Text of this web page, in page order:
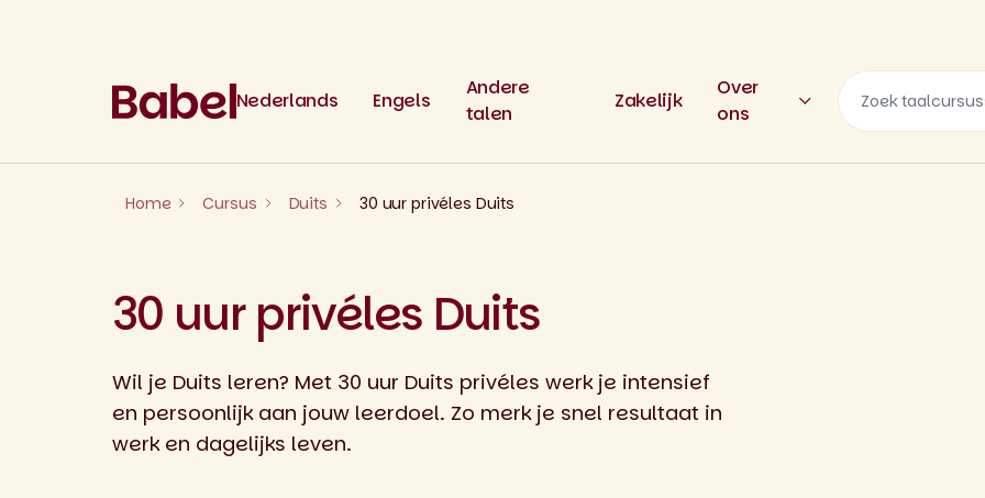
Nederlands Engels
Andere
talen
Zakelijk
Over
ons
Home Cursus Duits 30 uur privéles Duits
30 uur privéles Duits
Wil je Duits leren? Met 30 uur Duits privéles werk je intensief
en persoonlijk aan jouw leerdoel. Zo merk je snel resultaat in
werk en dagelijks leven.